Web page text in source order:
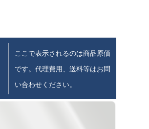
ここで表示されるのは商品原価
です。代理費用、送料等はお問
い合わせください。